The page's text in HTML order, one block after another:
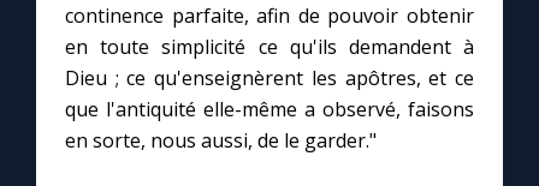
continence parfaite, afin de pouvoir obtenir
en toute simplicité ce qu'ils demandent à
Dieu ; ce qu'enseignèrent les apôtres, et ce
que l'antiquité elle-même a observé, faisons
en sorte, nous aussi, de le garder."